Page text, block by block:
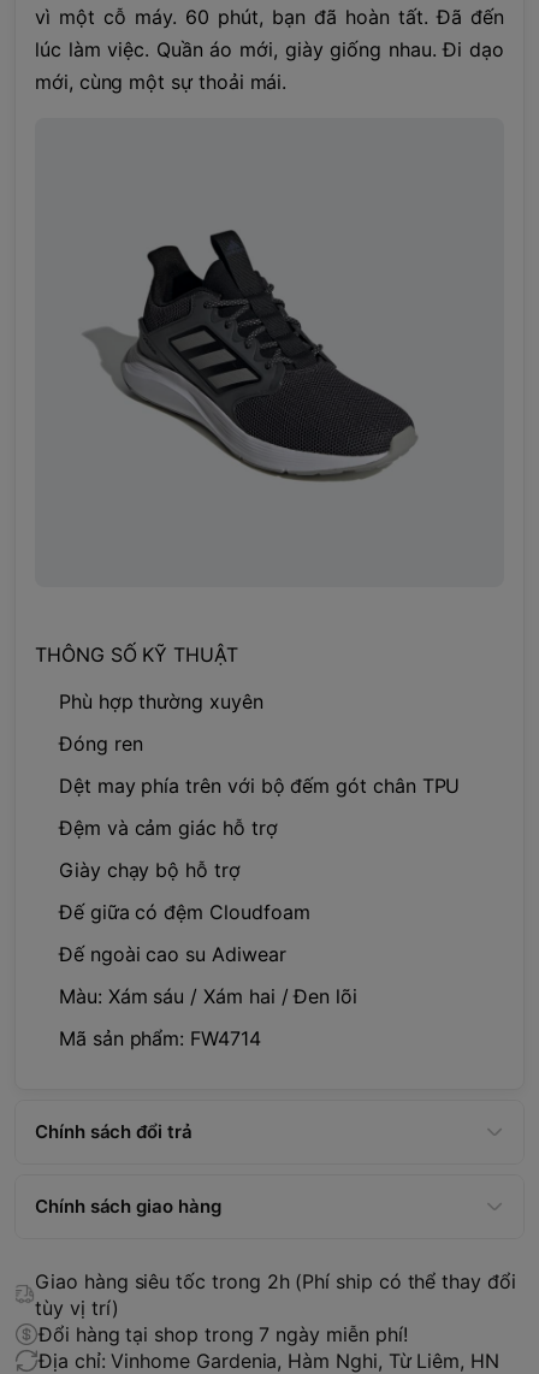
vì một cỗ máy. 60 phút, bạn đã hoàn tất. Đã đến
lúc làm việc. Quần áo mới, giày giống nhau. Đi dạo
mới, cùng một sự thoải mái.
THÔNG SỐ KỸ THUẬT
Phù hợp thường xuyên
Đóng ren
Dệt may phía trên với bộ đếm gót chân TPU
Đệm và cảm giác hỗ trợ
Giày chạy bộ hỗ trợ
Đế giữa có đệm Cloudfoam
Đế ngoài cao su Adiwear
Màu: Xám sáu / Xám hai / Đen lõi
Mã sản phẩm: FW4714
Chính sách đổi trả
Chính sách giao hàng
Giao hàng siêu tốc trong 2h (Phí ship có thể thay đổi
tùy vị trí)
Đổi hàng tại shop trong 7 ngày miễn phí!
Địa chỉ: Vinhome Gardenia, Hàm Nghi, Từ Liêm, HN